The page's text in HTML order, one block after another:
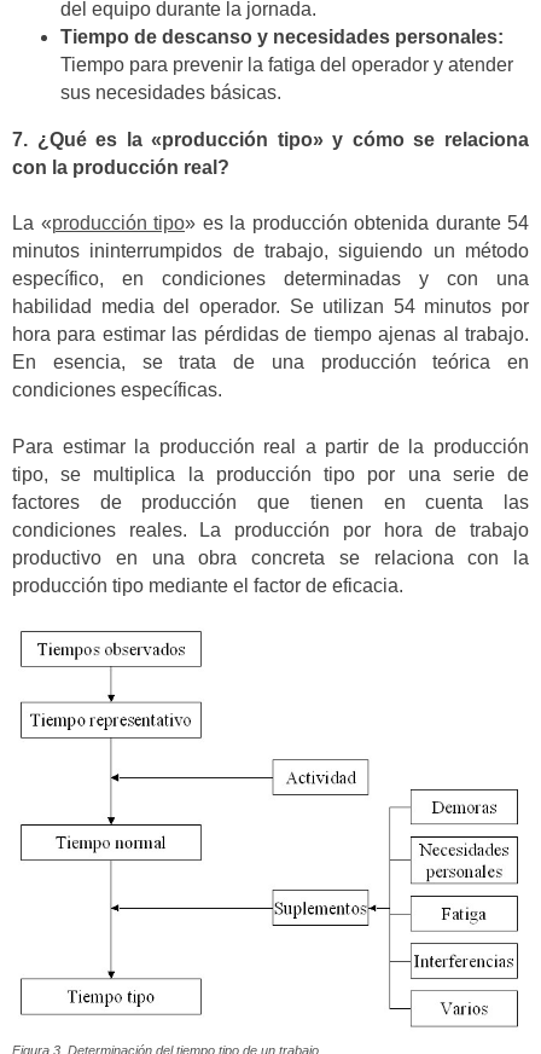
del equipo durante la jornada.
Tiempo de descanso y necesidades personales:
Tiempo para prevenir la fatiga del operador y atender
sus necesidades básicas.
7. ¿Qué es la «producción tipo» y cómo se relaciona
con la producción real?
La «producción tipo» es la producción obtenida durante 54
minutos ininterrumpidos de trabajo, siguiendo un método
específico, en condiciones determinadas y con una
habilidad media del operador. Se utilizan 54 minutos por
hora para estimar las pérdidas de tiempo ajenas al trabajo.
En esencia, se trata de una producción teórica en
condiciones específicas.
Para estimar la producción real a partir de la producción
tipo, se multiplica la producción tipo por una serie de
factores de producción que tienen en cuenta las
condiciones reales. La producción por hora de trabajo
productivo en una obra concreta se relaciona con la
producción tipo mediante el factor de eficacia.
Figura 3. Determinación del tiempo tipo de un trabajo